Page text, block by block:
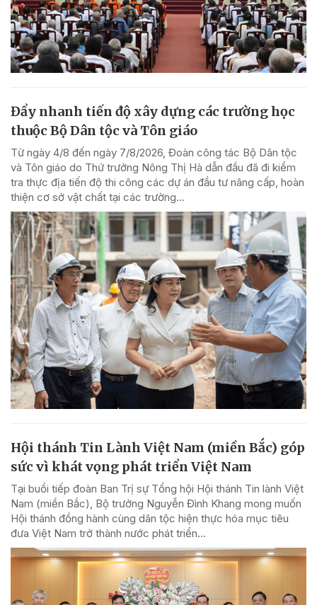
Đẩy nhanh tiến độ xây dựng các trường học
thuộc Bộ Dân tộc và Tôn giáo
Từ ngày 4/8 đến ngày 7/8/2026, Đoàn công tác Bộ Dân tộc
và Tôn giáo do Thứ trưởng Nông Thị Hà dẫn đầu đã đi kiểm
tra thực địa tiến độ thi công các dự án đầu tư nâng cấp, hoàn
thiện cơ sở vật chất tại các trường...
Hội thánh Tin Lành Việt Nam (miền Bắc) góp
sức vì khát vọng phát triển Việt Nam
Tại buổi tiếp đoàn Ban Trị sự Tổng hội Hội thánh Tin lành Việt
Nam (miền Bắc), Bộ trưởng Nguyễn Đình Khang mong muốn
Hội thánh đồng hành cùng dân tộc hiện thực hóa mục tiêu
đưa Việt Nam trở thành nước phát triển...